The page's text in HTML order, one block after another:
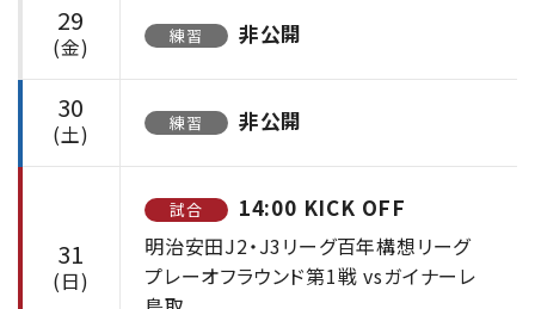
29
(金) 練習 非公開
30
(土) 練習 非公開
31
(日)
試合 14:00 KICK OFF
明治安田J2・J3リーグ百年構想リーグ
プレーオフラウンド第1戦 vsガイナーレ